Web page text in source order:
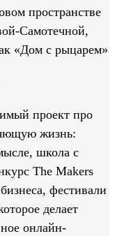
пространстве
Самотечной,
«Дом с рыцарем»
проект про
жизнь:
школа с
The Makers
фестивали
делает
онлайн-